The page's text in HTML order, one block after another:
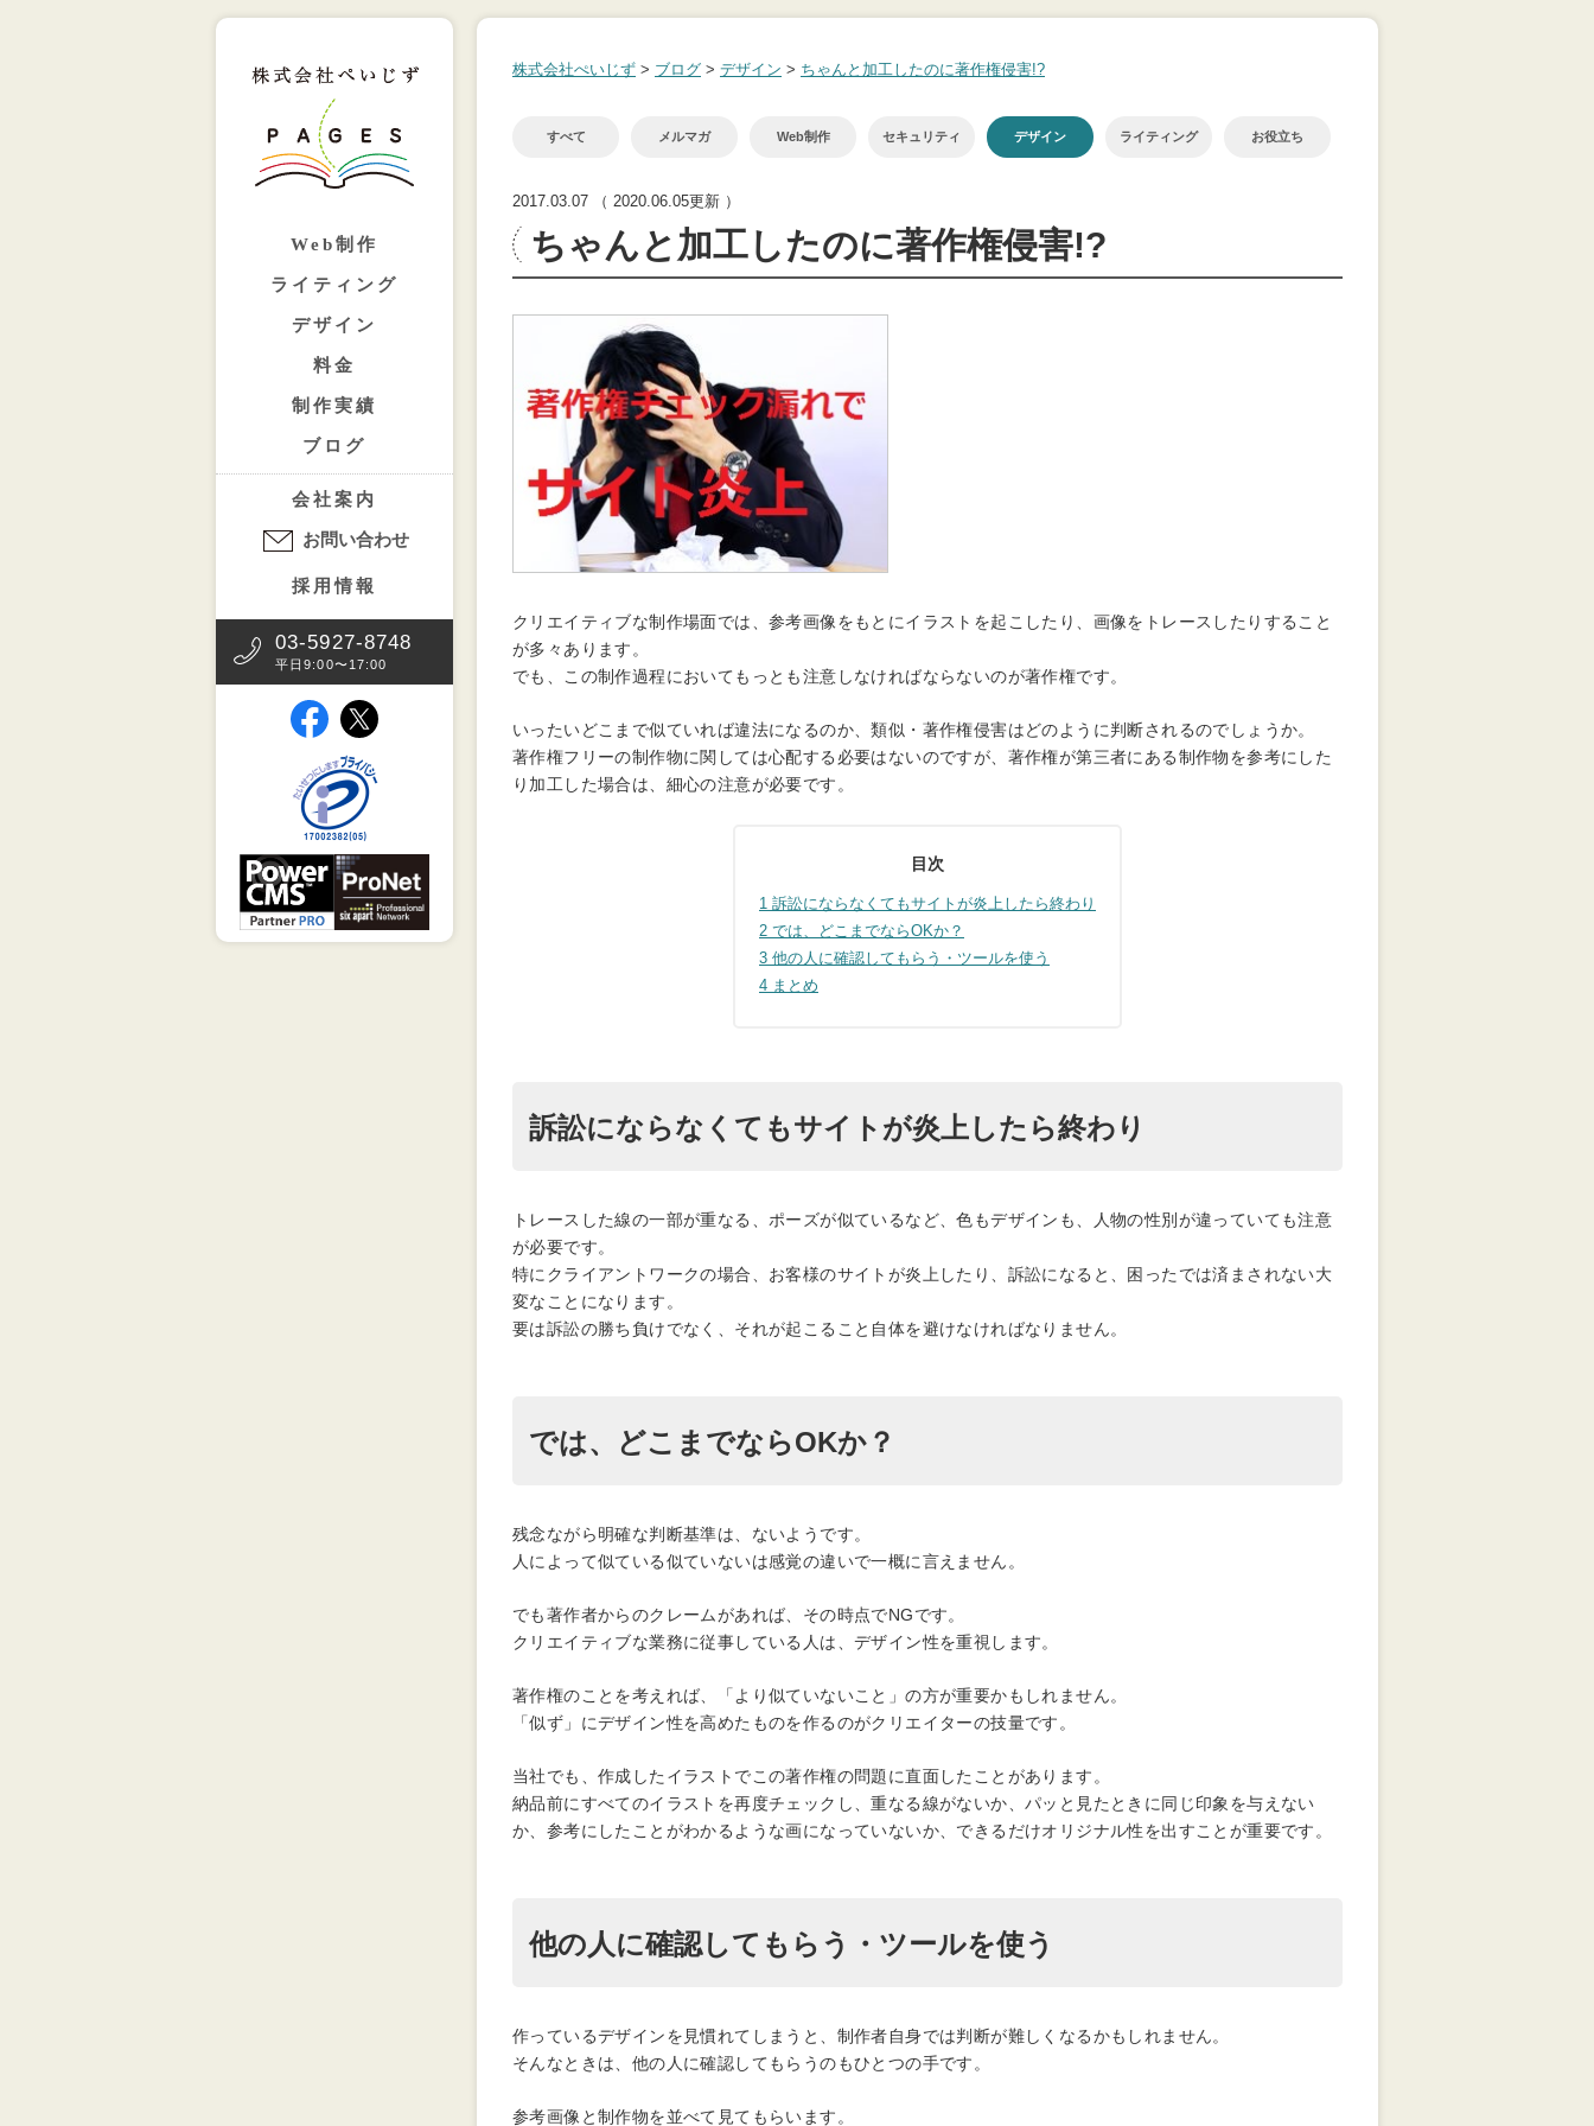
Web制作
ライティング
デザイン
料金
制作実績
ブログ
会社案内
お問い合わせ
採用情報
03-5927-8748
平日9:00〜17:00
（別タブで開きます）
（別タブで開きます）
（別タブで開きます）
（別タブで開きます）
株式会社ぺいじず > ブログ > デザイン > ちゃんと加工したのに著作権侵害!?
すべて メルマガ Web制作 セキュリティ デザイン ライティング お役立ち
2017.03.07 （ 2020.06.05更新 ）
ちゃんと加工したのに著作権侵害!?
クリエイティブな制作場面では、参考画像をもとにイラストを起こしたり、画像をトレースしたりすること
が多々あります。
でも、この制作過程においてもっとも注意しなければならないのが著作権です。
いったいどこまで似ていれば違法になるのか、類似・著作権侵害はどのように判断されるのでしょうか。
著作権フリーの制作物に関しては心配する必要はないのですが、著作権が第三者にある制作物を参考にした
り加工した場合は、細心の注意が必要です。
目次
1 訴訟にならなくてもサイトが炎上したら終わり
2 では、どこまでならOKか？
3 他の人に確認してもらう・ツールを使う
4 まとめ
訴訟にならなくてもサイトが炎上したら終わり
トレースした線の一部が重なる、ポーズが似ているなど、色もデザインも、人物の性別が違っていても注意
が必要です。
特にクライアントワークの場合、お客様のサイトが炎上したり、訴訟になると、困ったでは済まされない大
変なことになります。
要は訴訟の勝ち負けでなく、それが起こること自体を避けなければなりません。
では、どこまでならOKか？
残念ながら明確な判断基準は、ないようです。
人によって似ている似ていないは感覚の違いで一概に言えません。
でも著作者からのクレームがあれば、その時点でNGです。
クリエイティブな業務に従事している人は、デザイン性を重視します。
著作権のことを考えれば、「より似ていないこと」の方が重要かもしれません。
「似ず」にデザイン性を高めたものを作るのがクリエイターの技量です。
当社でも、作成したイラストでこの著作権の問題に直面したことがあります。
納品前にすべてのイラストを再度チェックし、重なる線がないか、パッと見たときに同じ印象を与えない
か、参考にしたことがわかるような画になっていないか、できるだけオリジナル性を出すことが重要です。
他の人に確認してもらう・ツールを使う
作っているデザインを見慣れてしまうと、制作者自身では判断が難しくなるかもしれません。
そんなときは、他の人に確認してもらうのもひとつの手です。
参考画像と制作物を並べて見てもらいます。